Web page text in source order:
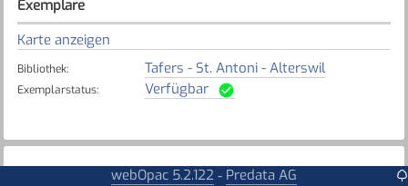
Exemplare
Karte anzeigen
Bibliothek: Tafers - St. Antoni - Alterswil
Exemplarstatus: Verfügbar
Weitere DetailswebOpac 5.2.122 - Predata AG